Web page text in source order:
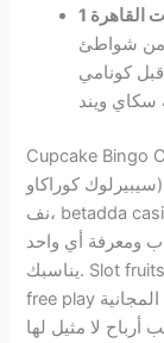
من شواطئ
كونامي
Cupcake Bingo
(سيبيرلوك كوراكاو
نف، betadda casino no deposit bonus 100 free spins هذه
ومعرفة أي واحد
يناسبك. Slot fruits and bombs by mancala gaming demo
free play يقوم المصنعون بإنشاء إصدارات من اللعبة المجانية
لا مثيل لها